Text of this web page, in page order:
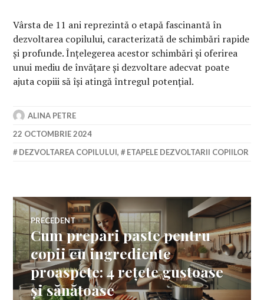
Vârsta de 11 ani reprezintă o etapă fascinantă în
dezvoltarea copilului, caracterizată de schimbări rapide
și profunde. Înțelegerea acestor schimbări și oferirea
unui mediu de învățare și dezvoltare adecvat poate
ajuta copiii să își atingă întregul potențial.
ALINA PETRE
22 OCTOMBRIE 2024
DEZVOLTAREA COPILULUI, ETAPELE DEZVOLTARII COPIILOR
Navigare
în
articole
PRECEDENT
Articolul
anterior:
Cum prepari paste pentru
copii cu ingrediente
proaspete: 4 rețete gustoase
și sănătoase